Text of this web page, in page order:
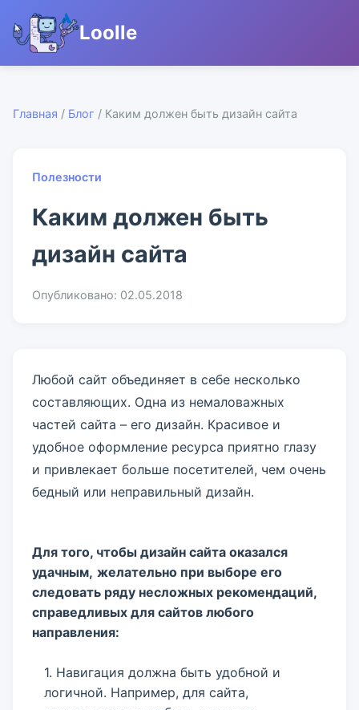
Loolle
Главная / Блог / Каким должен быть дизайн сайта
Полезности
Каким должен быть
дизайн сайта
Опубликовано: 02.05.2018
Любой сайт объединяет в себе несколько
составляющих. Одна из немаловажных
частей сайта – его дизайн. Красивое и
удобное оформление ресурса приятно глазу
и привлекает больше посетителей, чем очень
бедный или неправильный дизайн.
Для того, чтобы дизайн сайта оказался
удачным, желательно при выборе его
следовать ряду несложных рекомендаций,
справедливых для сайтов любого
направления:
1. Навигация должна быть удобной и
логичной. Например, для сайта,